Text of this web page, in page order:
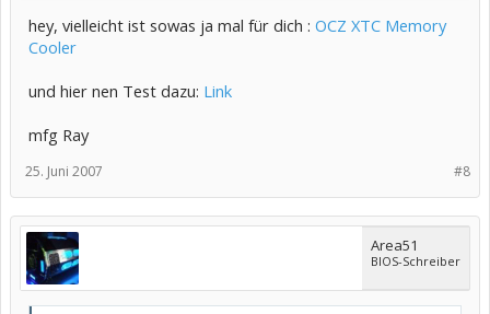
hey, vielleicht ist sowas ja mal für dich : OCZ XTC Memory
Cooler
und hier nen Test dazu: Link
mfg Ray
#8
25. Juni 2007
Area51
BIOS-Schreiber